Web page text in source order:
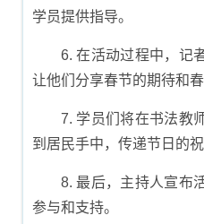
学员提供指导。
6. 在活动过程中，记
让他们分享春节的期待和
7. 学员们将在书法教
到居民手中，传递节日的祝
8. 最后，主持人宣布
参与和支持。